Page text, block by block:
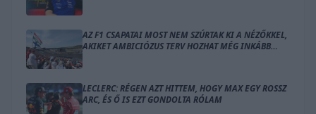
AZ F1 CSAPATAI MOST NEM SZÚRTAK KI A NÉZŐKKEL,
AKIKET AMBICIÓZUS TERV HOZHAT MÉG INKÁBB
LECLERC: RÉGEN AZT HITTEM, HOGY MAX EGY ROSSZ
ARC, ÉS Ő IS EZT GONDOLTA RÓLAM